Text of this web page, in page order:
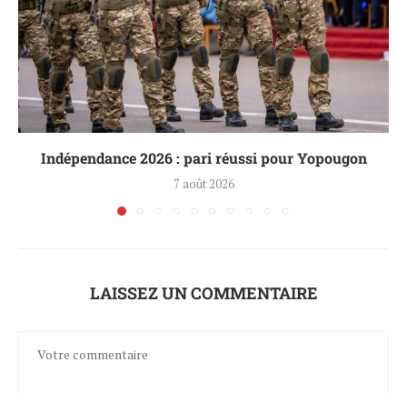
Indépendance 2026 : pari réussi pour Yopougon
7 août 2026
LAISSEZ UN COMMENTAIRE